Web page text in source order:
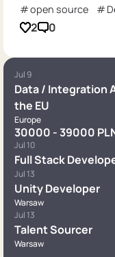
open source
2 0
Jul 9
Data / Integration
the EU
Europe
30000 - 39000
Jul 10
Full Stack
Jul 13
Unity Developer
Warsaw
Jul 13
Talent Sourcer
Warsaw